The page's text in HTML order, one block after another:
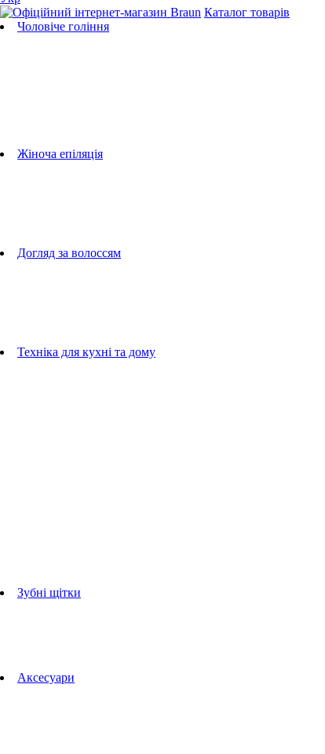
Каталог товарів
Чоловіче гоління
Жіноча епіляція
Догляд за волоссям
Техніка для кухні та дому
Зубні щітки
Aксесуари